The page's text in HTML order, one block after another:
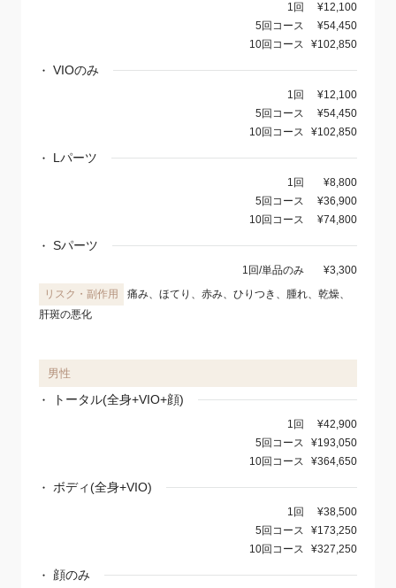
1回
¥12,100
5回コース
¥54,450
10回コース
¥102,850
VIOのみ
1回
¥12,100
5回コース
¥54,450
10回コース
¥102,850
Lパーツ
1回
¥8,800
5回コース
¥36,900
10回コース
¥74,800
Sパーツ
1回/単品のみ
¥3,300
痛み、ほてり、赤み、ひりつき、腫れ、乾燥、
肝斑の悪化
男性
トータル(全身+VIO+顔)
1回
¥42,900
5回コース
¥193,050
10回コース
¥364,650
ボディ(全身+VIO)
1回
¥38,500
5回コース
¥173,250
10回コース
¥327,250
顔のみ